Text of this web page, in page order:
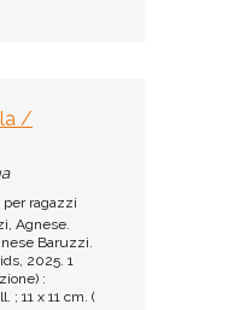
/
ragazzi
Agnese.
Baruzzi.
2025. 1
:
; 11 x 11 cm. (